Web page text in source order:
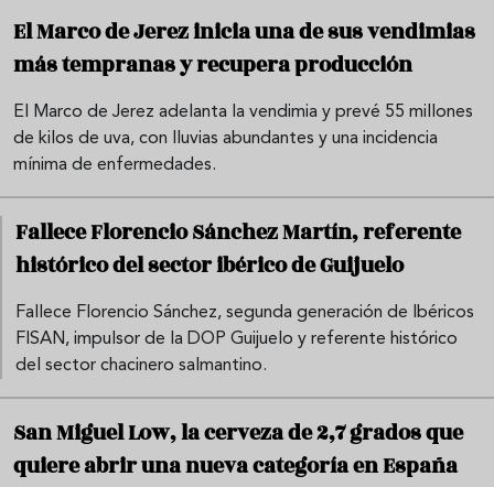
El Marco de Jerez inicia una de sus vendimias
más tempranas y recupera producción
El Marco de Jerez adelanta la vendimia y prevé 55 millones
de kilos de uva, con lluvias abundantes y una incidencia
mínima de enfermedades.
Fallece Florencio Sánchez Martín, referente
histórico del sector ibérico de Guijuelo
Fallece Florencio Sánchez, segunda generación de Ibéricos
FISAN, impulsor de la DOP Guijuelo y referente histórico
del sector chacinero salmantino.
San Miguel Low, la cerveza de 2,7 grados que
quiere abrir una nueva categoría en España